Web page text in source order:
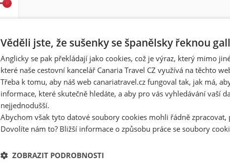
Věděli jste, že sušenky se španělsky řeknou
Anglicky se pak překládají jako cookies, což je výraz, který mimo
které naše cestovní kancelář Canaria Travel CZ využívá na těchto
Třeba k tomu, aby náš web canariatravel.cz fungoval tak, jak má,
informace, které skutečně hledáte, a aby pro vás vyhledávání vaší
nejjednodušší.
Abychom však tyto datové soubory cookies mohli řádně zpracovat,
Dovolíte nám to? Bližší informace o způsobu práce se soubory
ZOBRAZIT PODROBNOSTI